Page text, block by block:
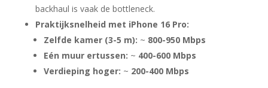
backhaul is vaak de bottleneck.
Praktijksnelheid met iPhone 16 Pro:
Zelfde kamer (3-5 m): ~ 800-950 Mbps
Eén muur ertussen: ~ 400-600 Mbps
Verdieping hoger: ~ 200-400 Mbps